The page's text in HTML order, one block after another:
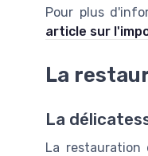
Pour plus
article sur
La
La
La restauration